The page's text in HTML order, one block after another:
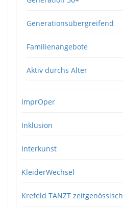
Generationsübergreifend
Familienangebote
Aktiv durchs Alter
ImprOper
Inklusion
Interkunst
KleiderWechsel
Krefeld TANZT zeitgenössisch